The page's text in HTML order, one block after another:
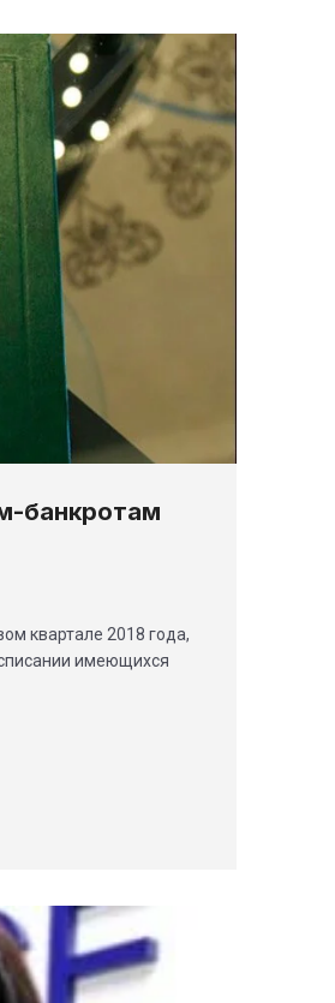
банкротам
квартале 2018 года,
имеющихся